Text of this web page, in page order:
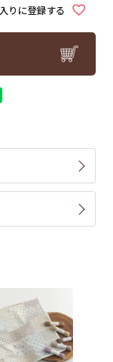
りに登録する